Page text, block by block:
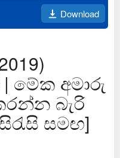
Download
| මේක අමාරු
බැරි
සමඟ]